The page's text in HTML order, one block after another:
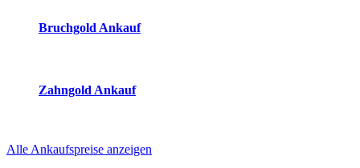
Bruchgold Ankauf
Zahngold Ankauf
Alle Ankaufspreise anzeigen